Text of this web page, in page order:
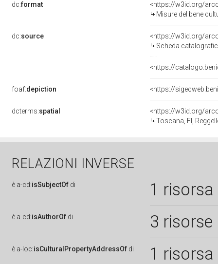
dc:format
<https://w3id.org/
Misure del bene
dc:source
<https://w3id.org/
Scheda
<https://
foaf:depiction <https://
dcterms:spatial
<https://w3id.org/
Toscana, FI,
RELAZIONI INVERSE
è a-cd:isSubjectOf di 1 risorsa
è a-cd:isAuthorOf di 3 risorse
è a-loc:isCulturalPropertyAddressOf di 1 risorsa